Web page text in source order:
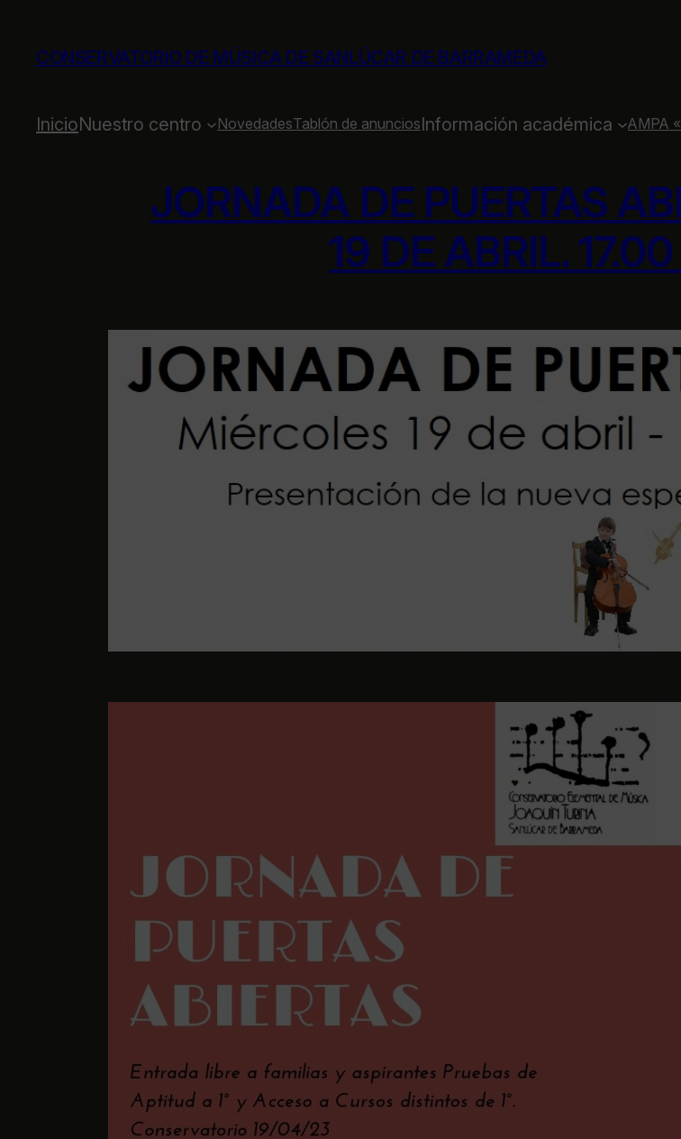
contenido
CONSERVATORIO DE MÚSICA DE SANLÚCAR DE BARRAMEDA
InicioNuestro centro NovedadesTablón de anunciosInformación académica AMPA
JORNADA DE PUERTAS
19 DE ABRIL.